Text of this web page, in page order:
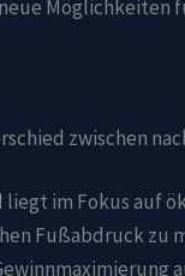
Möglichkeiten
zwischen
im Fokus auf
Fußabdruck